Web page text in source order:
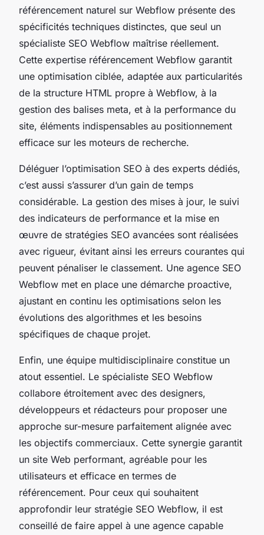
référencement naturel sur Webflow présente des
spécificités techniques distinctes, que seul un
spécialiste SEO Webflow maîtrise réellement.
Cette expertise référencement Webflow garantit
une optimisation ciblée, adaptée aux particularités
de la structure HTML propre à Webflow, à la
gestion des balises meta, et à la performance du
site, éléments indispensables au positionnement
efficace sur les moteurs de recherche.
Déléguer l’optimisation SEO à des experts dédiés,
c’est aussi s’assurer d’un gain de temps
considérable. La gestion des mises à jour, le suivi
des indicateurs de performance et la mise en
œuvre de stratégies SEO avancées sont réalisées
avec rigueur, évitant ainsi les erreurs courantes qui
peuvent pénaliser le classement. Une agence SEO
Webflow met en place une démarche proactive,
ajustant en continu les optimisations selon les
évolutions des algorithmes et les besoins
spécifiques de chaque projet.
Enfin, une équipe multidisciplinaire constitue un
atout essentiel. Le spécialiste SEO Webflow
collabore étroitement avec des designers,
développeurs et rédacteurs pour proposer une
approche sur-mesure parfaitement alignée avec
les objectifs commerciaux. Cette synergie garantit
un site Web performant, agréable pour les
utilisateurs et efficace en termes de
référencement. Pour ceux qui souhaitent
approfondir leur stratégie SEO Webflow, il est
conseillé de faire appel à une agence capable